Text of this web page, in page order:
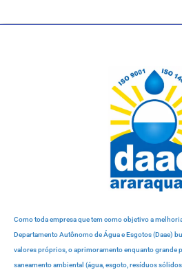
Como toda empresa que tem como objetivo a
Departamento Autônomo de Água e Esgotos (Daae)
valores próprios, o aprimoramento enquanto grande
saneamento ambiental (água, esgoto, resíduos